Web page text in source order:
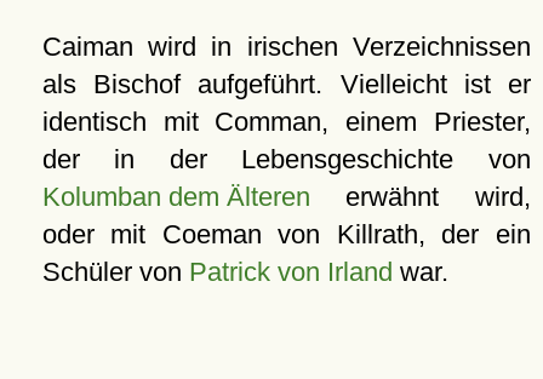
Caiman wird in irischen Verzeichnissen
als Bischof aufgeführt. Vielleicht ist er
identisch mit Comman, einem Priester,
der in der Lebensgeschichte von
Kolumban dem Älteren erwähnt wird,
oder mit Coeman von Killrath, der ein
Schüler von Patrick von Irland war.